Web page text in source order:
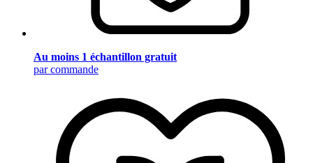
Au moins 1 échantillon gratuit
par commande